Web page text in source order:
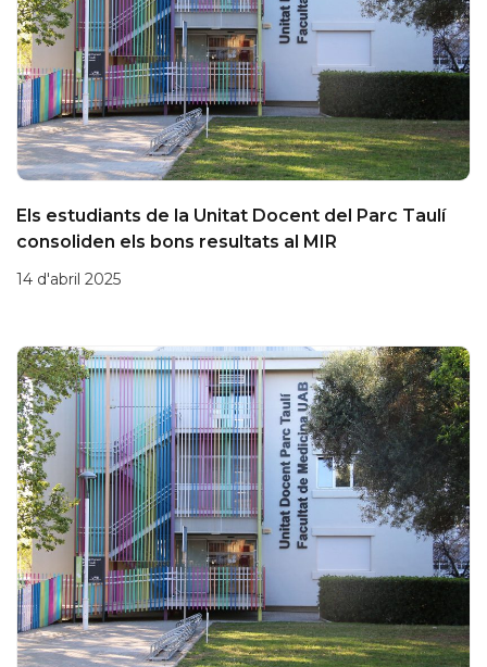
Els estudiants de la Unitat Docent del Parc Taulí
consoliden els bons resultats al MIR
14 d'abril 2025